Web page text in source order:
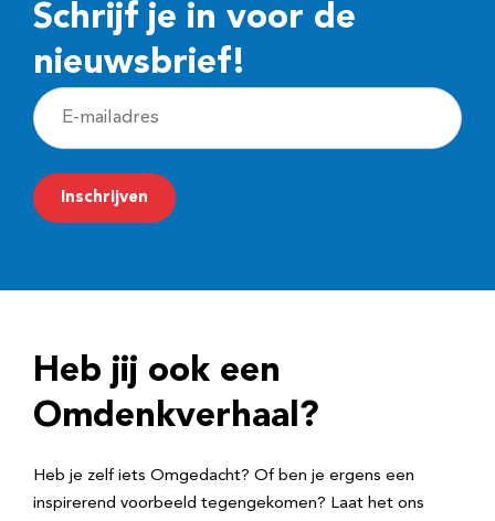
Schrijf je in voor de
nieuwsbrief!
E
-
m
a
r
e
Inschrijven
Heb jij ook een
Omdenkverhaal?
Heb je zelf iets Omgedacht? Of ben je ergens een
inspirerend voorbeeld tegengekomen? Laat het ons